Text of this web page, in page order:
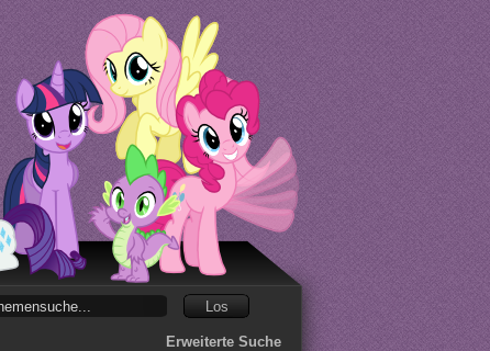
Erweiterte Suche